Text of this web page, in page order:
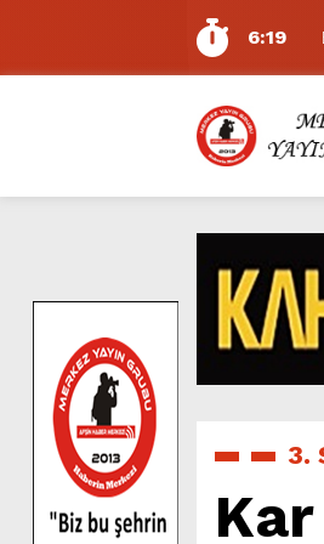
6:19
6:17
11:14
11:10
5:17
5:15
6:54
6:53
6:50
7:01
3.